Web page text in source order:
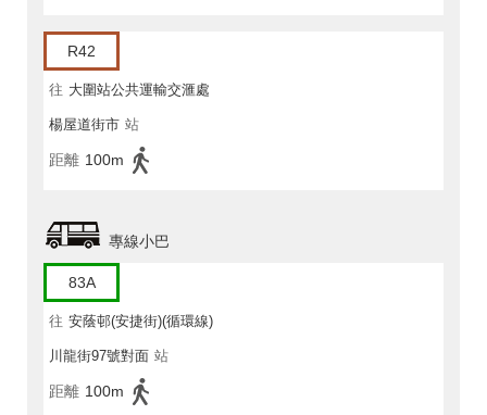
R42
往 大圍站公共運輸交滙處
楊屋道街市 站
距離 100m
專線小巴
83A
往 安蔭邨(安捷街)(循環線)
川龍街97號對面 站
距離 100m